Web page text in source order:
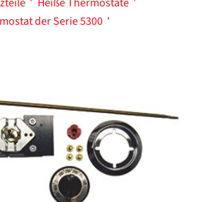
der Serie 5300 '